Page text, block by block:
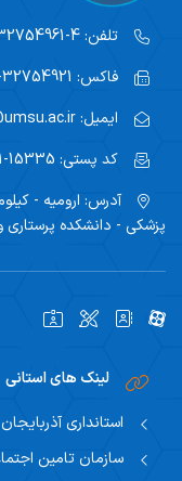
تلفن:
فاکس:
ایمیل:
کد پستی:
آدرس:
پزشکی - دانشکده پرستاری
لینک های استانی
استانداری
سازمان تامین